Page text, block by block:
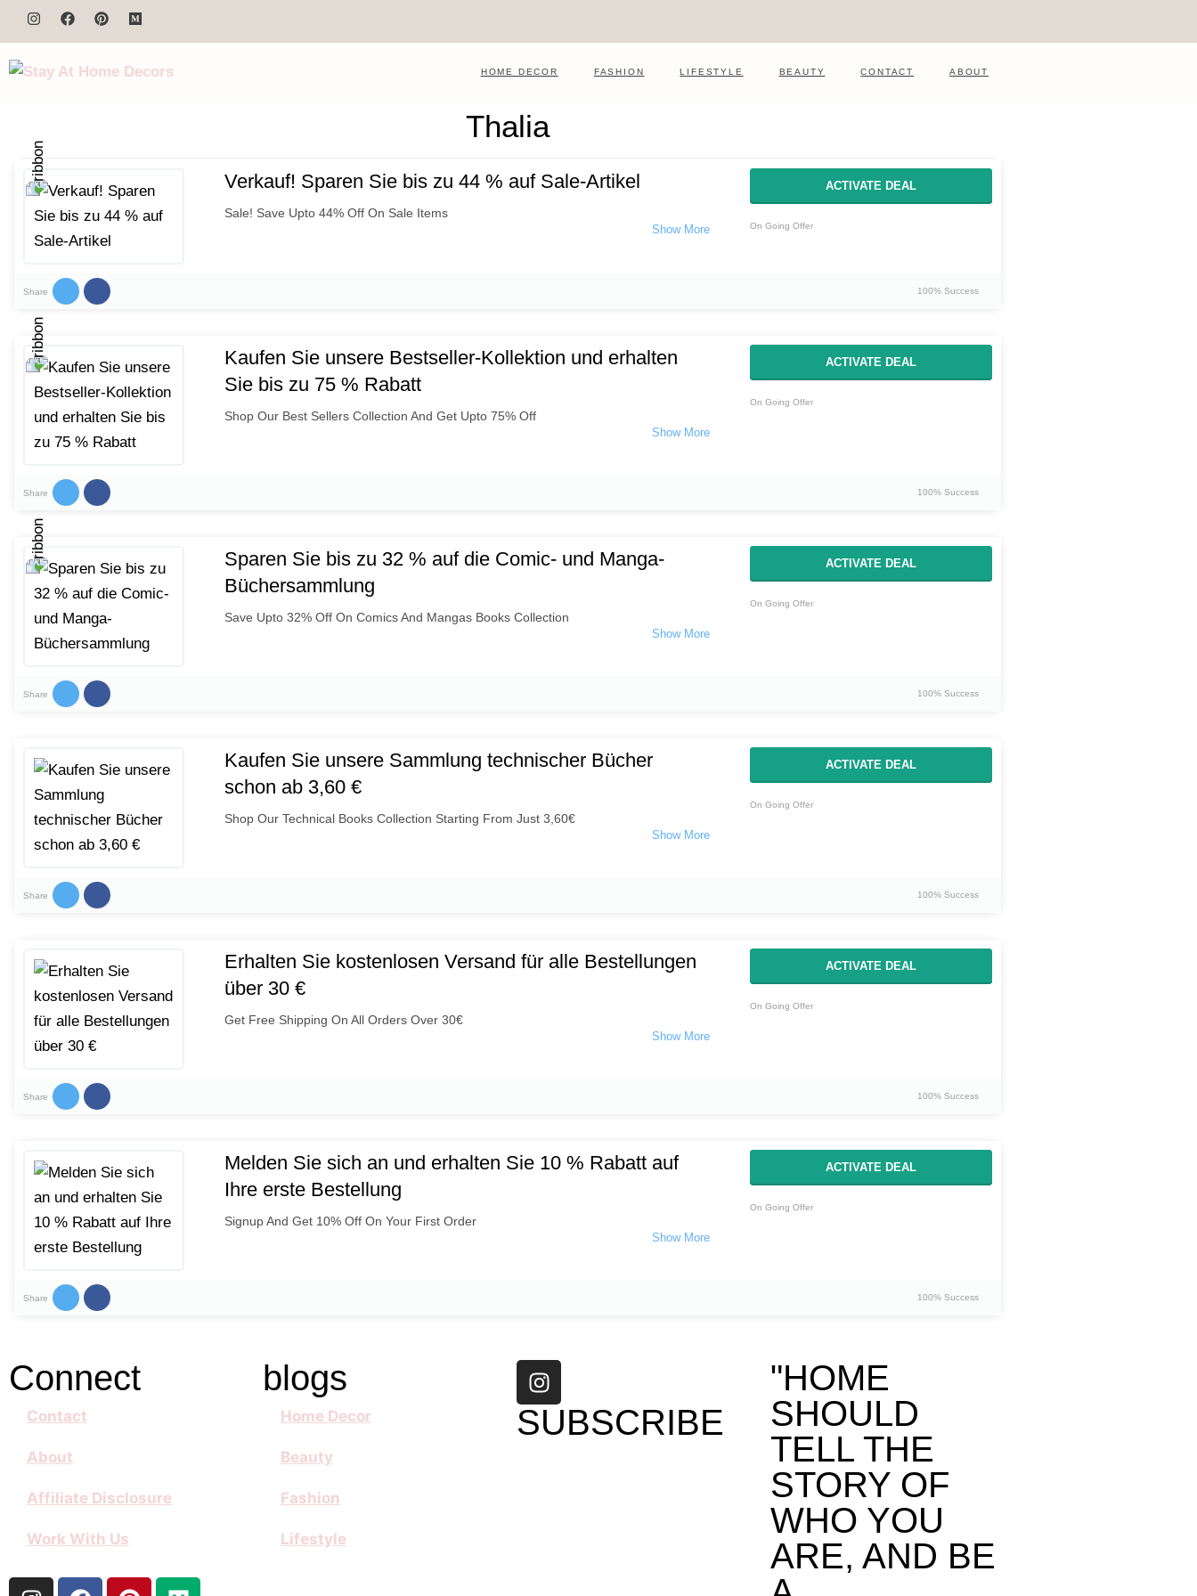
HOME DECOR FASHION LIFESTYLE BEAUTY CONTACT ABOUT
Thalia
Verkauf! Sparen Sie bis zu 44 % auf Sale-Artikel
Sale! Save Upto 44% Off On Sale Items
ACTIVATE DEAL
On Going Offer
Share 100% Success
Kaufen Sie unsere Bestseller-Kollektion und erhalten
Sie bis zu 75 % Rabatt
Shop Our Best Sellers Collection And Get Upto 75% Off
ACTIVATE DEAL
On Going Offer
Share 100% Success
Sparen Sie bis zu 32 % auf die Comic- und Manga-
Büchersammlung
Save Upto 32% Off On Comics And Mangas Books Collection
ACTIVATE DEAL
On Going Offer
Share 100% Success
Kaufen Sie unsere Sammlung technischer Bücher
schon ab 3,60 €
Shop Our Technical Books Collection Starting From Just 3,60€
ACTIVATE DEAL
On Going Offer
Share 100% Success
Erhalten Sie kostenlosen Versand für alle Bestellungen
über 30 €
Get Free Shipping On All Orders Over 30€
ACTIVATE DEAL
On Going Offer
Share 100% Success
Melden Sie sich an und erhalten Sie 10 % Rabatt auf
Ihre erste Bestellung
Signup And Get 10% Off On Your First Order
ACTIVATE DEAL
On Going Offer
Share 100% Success
Connect
Contact
About
Affiliate Disclosure
Work With Us
blogs
Home Decor
Beauty
Fashion
Lifestyle
SUBSCRIBE
"HOME
SHOULD
TELL THE
STORY OF
WHO YOU
ARE, AND BE